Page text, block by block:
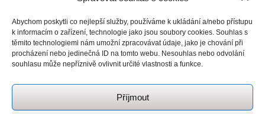
Abychom poskytli co nejlepší služby, používáme k ukládání a/nebo přístupu
k informacím o zařízení, technologie jako jsou soubory cookies. Souhlas s
těmito technologiemi nám umožní zpracovávat údaje, jako je chování při
procházení nebo jedinečná ID na tomto webu. Nesouhlas nebo odvolání
souhlasu může nepříznivě ovlivnit určité vlastnosti a funkce.
Příjmout